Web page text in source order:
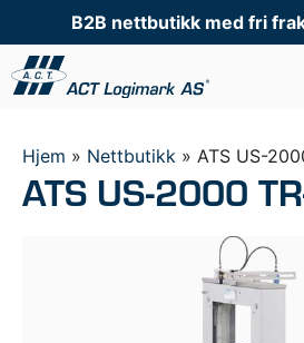
til
innhold
B2B nettbutikk med fri
Hjem » Nettbutikk » ATS US-
ATS US-2000